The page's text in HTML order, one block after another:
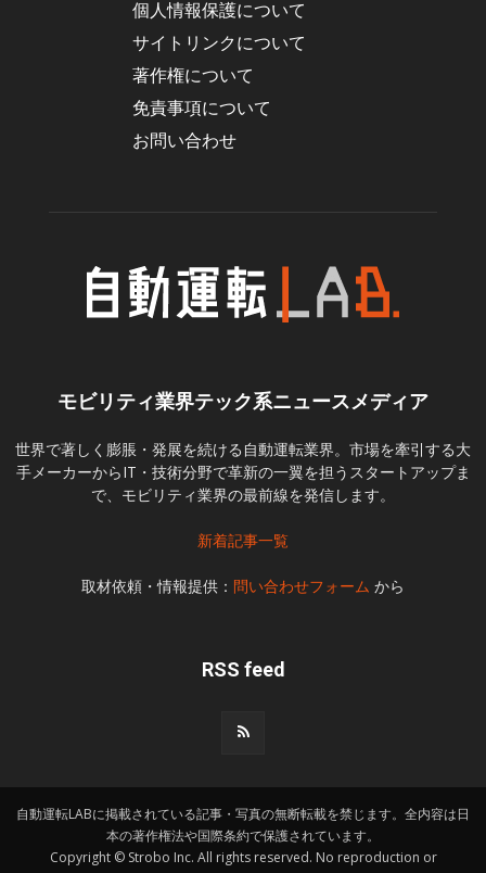
個人情報保護について
サイトリンクについて
著作権について
免責事項について
お問い合わせ
モビリティ業界テック系ニュースメディア
世界で著しく膨脹・発展を続ける自動運転業界。市場を牽引する大
手メーカーからIT・技術分野で革新の一翼を担うスタートアップま
で、モビリティ業界の最前線を発信します。
新着記事一覧
取材依頼・情報提供： 問い合わせフォーム から
RSS feed
自動運転LABに掲載されている記事・写真の無断転載を禁じます。全内容は日
本の著作権法や国際条約で保護されています。
Copyright © Strobo Inc. All rights reserved. No reproduction or